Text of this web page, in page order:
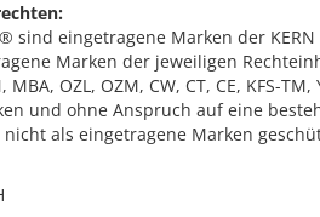
sind eingetragene Marken der
Marken der jeweiligen
MBA, OZL, OZM, CW, CT, CE,
und ohne Anspruch auf eine
als eingetragene Marken